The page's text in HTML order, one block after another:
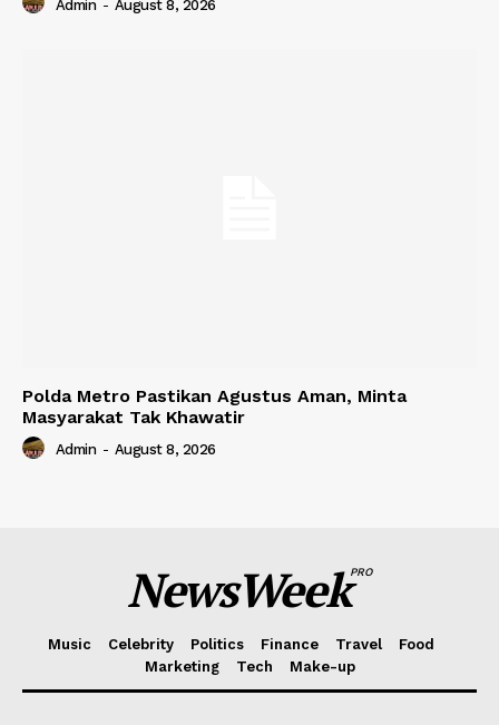
Admin - August 8, 2026
Polda Metro Pastikan Agustus Aman, Minta
Masyarakat Tak Khawatir
Admin - August 8, 2026
NewsWeekPRO
Music Celebrity Politics Finance Travel
Food
Marketing
Tech Make-up